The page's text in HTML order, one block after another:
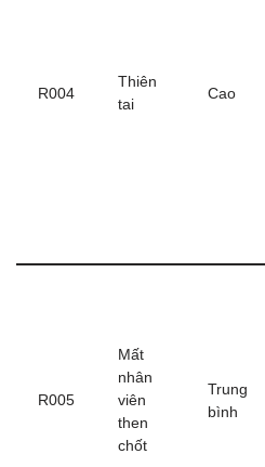
R004
Thiên
tai
Cao
R005
Mất
nhân
viên
then
chốt
Trung
bình